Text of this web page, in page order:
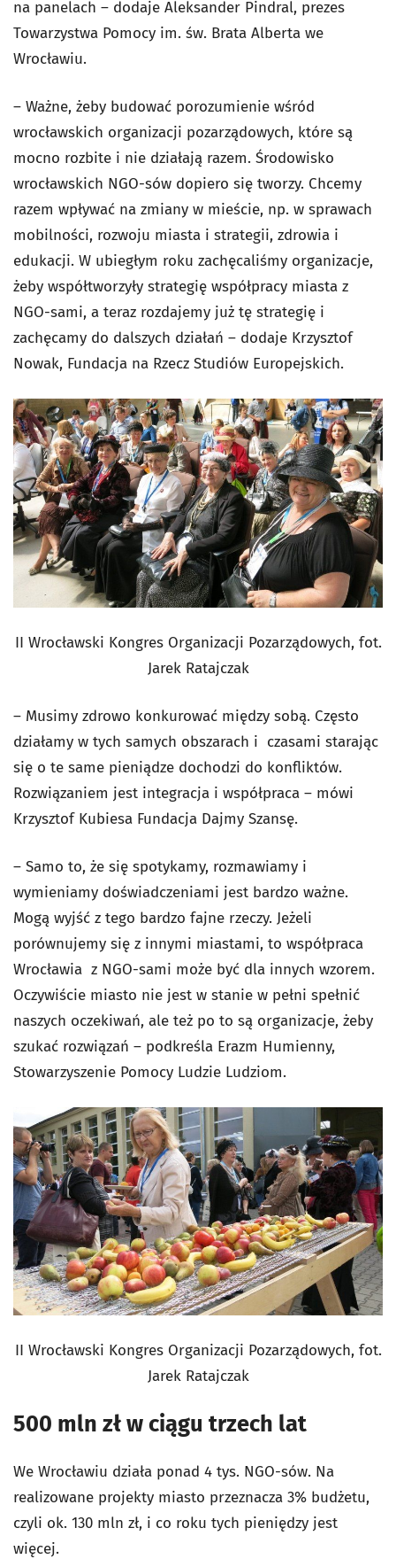
na panelach – dodaje Aleksander Pindral, prezes
Towarzystwa Pomocy im. św. Brata Alberta we
Wrocławiu.
– Ważne, żeby budować porozumienie wśród
wrocławskich organizacji pozarządowych, które są
mocno rozbite i nie działają razem. Środowisko
wrocławskich NGO-sów dopiero się tworzy. Chcemy
razem wpływać na zmiany w mieście, np. w sprawach
mobilności, rozwoju miasta i strategii, zdrowia i
edukacji. W ubiegłym roku zachęcaliśmy organizacje,
żeby współtworzyły strategię współpracy miasta z
NGO-sami, a teraz rozdajemy już tę strategię i
zachęcamy do dalszych działań – dodaje Krzysztof
Nowak, Fundacja na Rzecz Studiów Europejskich.
II Wrocławski Kongres Organizacji Pozarządowych, fot.
Jarek Ratajczak
– Musimy zdrowo konkurować między sobą. Często
działamy w tych samych obszarach i czasami starając
się o te same pieniądze dochodzi do konfliktów.
Rozwiązaniem jest integracja i współpraca – mówi
Krzysztof Kubiesa Fundacja Dajmy Szansę.
– Samo to, że się spotykamy, rozmawiamy i
wymieniamy doświadczeniami jest bardzo ważne.
Mogą wyjść z tego bardzo fajne rzeczy. Jeżeli
porównujemy się z innymi miastami, to współpraca
Wrocławia z NGO-sami może być dla innych wzorem.
Oczywiście miasto nie jest w stanie w pełni spełnić
naszych oczekiwań, ale też po to są organizacje, żeby
szukać rozwiązań – podkreśla Erazm Humienny,
Stowarzyszenie Pomocy Ludzie Ludziom.
II Wrocławski Kongres Organizacji Pozarządowych, fot.
Jarek Ratajczak
500 mln zł w ciągu trzech lat
We Wrocławiu działa ponad 4 tys. NGO-sów. Na
realizowane projekty miasto przeznacza 3% budżetu,
czyli ok. 130 mln zł, i co roku tych pieniędzy jest
więcej.